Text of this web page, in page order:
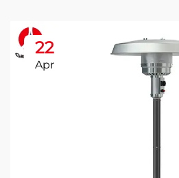
22
Apr